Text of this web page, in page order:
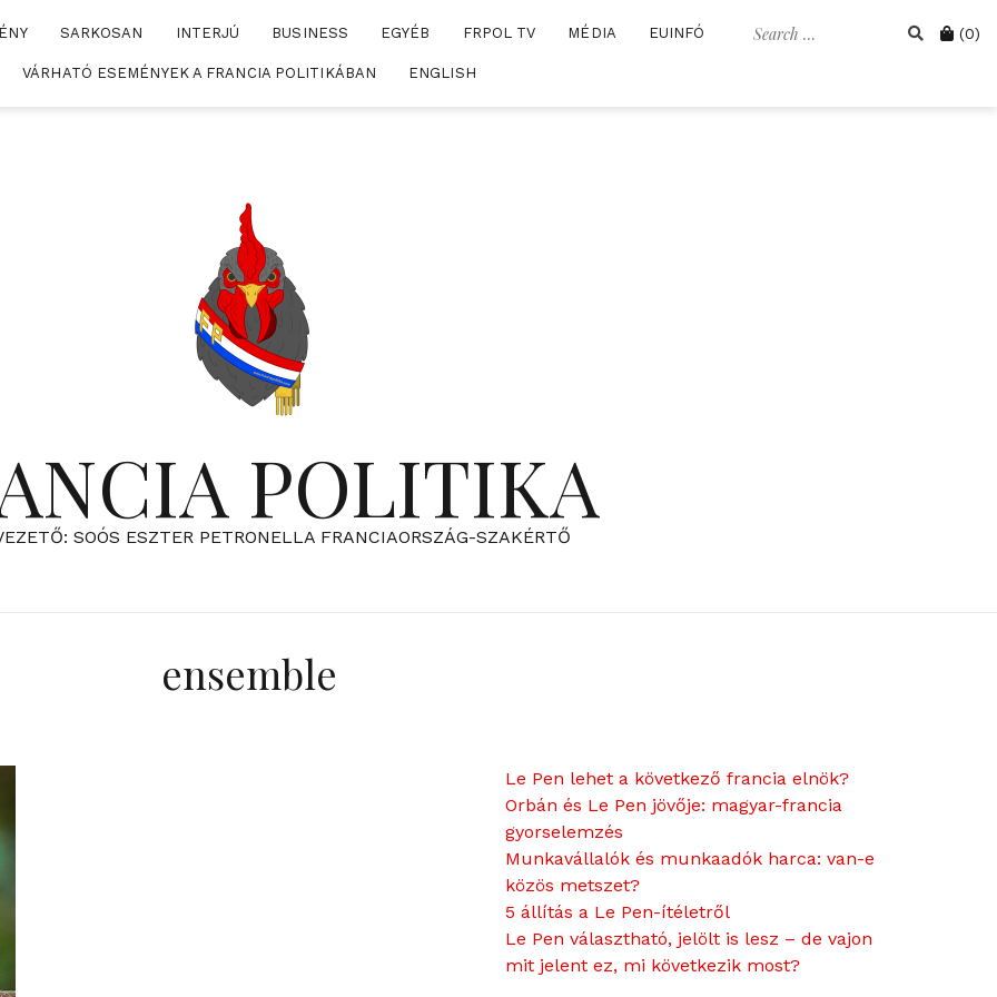
Search Cart
(0)
SARKOSAN INTERJÚ BUSINESS EGYÉB FRPOL TV MÉDIA EUINFÓ
VÁRHATÓ ESEMÉNYEK A FRANCIA POLITIKÁBAN ENGLISH
POLITIKA
SOÓS ESZTER PETRONELLA FRANCIAORSZÁG-SZAKÉRTŐ
ensemble
Le Pen lehet a következő francia elnök?
Orbán és Le Pen jövője: magyar-francia
gyorselemzés
Munkavállalók és munkaadók harca: van-e
közös metszet?
5 állítás a Le Pen-ítéletről
Le Pen választható, jelölt is lesz – de vajon
mit jelent ez, mi következik most?